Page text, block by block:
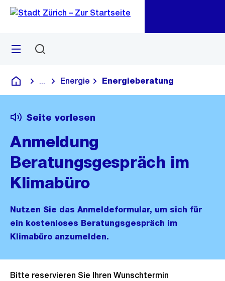
Navigation
Sprunglink
Menü
Deutsch
Blende alle Breadcrumbs ein
Energie Energieberatung
Seite vorlesen
Anmeldung
Beratungsgespräch im
Klimabüro
Nutzen Sie das Anmeldeformular, um sich für
ein kostenloses Beratungsgespräch im
Klimabüro anzumelden.
Bitte reservieren Sie Ihren Wunschtermin